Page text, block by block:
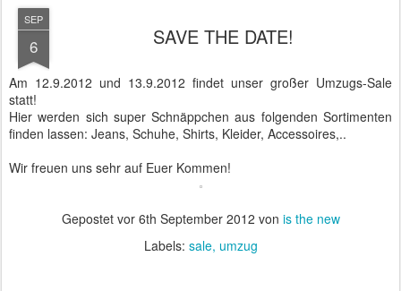
SEP
6 SAVE THE DATE!
Am 12.9.2012 und 13.9.2012 findet unser großer Umzugs-Sale
statt!
Hier werden sich super Schnäppchen aus folgenden Sortimenten
finden lassen: Jeans, Schuhe, Shirts, Kleider, Accessoires,..
Wir freuen uns sehr auf Euer Kommen!
Gepostet vor 6th September 2012 von is the new
Labels: sale umzug